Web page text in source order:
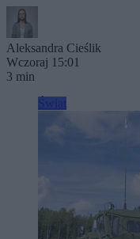
Aleksandra Cieślik
Wczoraj 15:01
3 min